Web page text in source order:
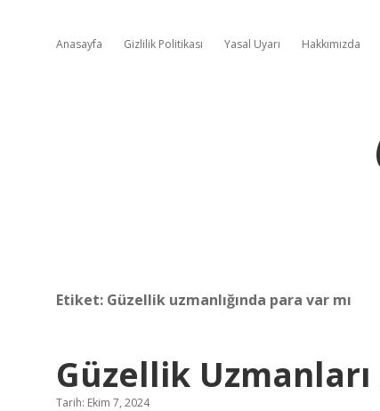
Anasayfa Gizlilik Politikası Yasal Uyarı Hakkımızda
Etiket: Güzellik uzmanlığında para var mı
Güzellik
Tarih: Ekim 7, 2024